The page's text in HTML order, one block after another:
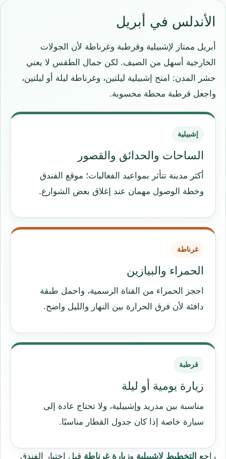
الأندلس في أبريل
أبريل ممتاز لإشبيلية وقرطبة وغرناطة لأن الجولات
الخارجية أسهل من الصيف. لكن جمال الطقس لا يعني
حشر المدن: امنح إشبيلية ليلتين، وغرناطة ليلة أو ليلتين،
واجعل قرطبة محطة محسوبة.
إشبيلية
الساحات والحدائق والقصور
أكثر مدينة تتأثر بمواعيد الفعاليات؛ موقع الفندق
وخطة الوصول مهمان عند إغلاق بعض الشوارع.
غرناطة
الحمراء والبيازين
احجز الحمراء من القناة الرسمية، واحمل طبقة
دافئة لأن فرق الحرارة بين النهار والليل واضح.
قرطبة
زيارة يومية أو ليلة
مناسبة بين مدريد وإشبيلية، ولا تحتاج عادة إلى
سيارة خاصة إذا كان جدول القطار مناسبًا.
راجع التخطيط لإشبيلية وزيارة غرناطة قبل اختيار الفندق